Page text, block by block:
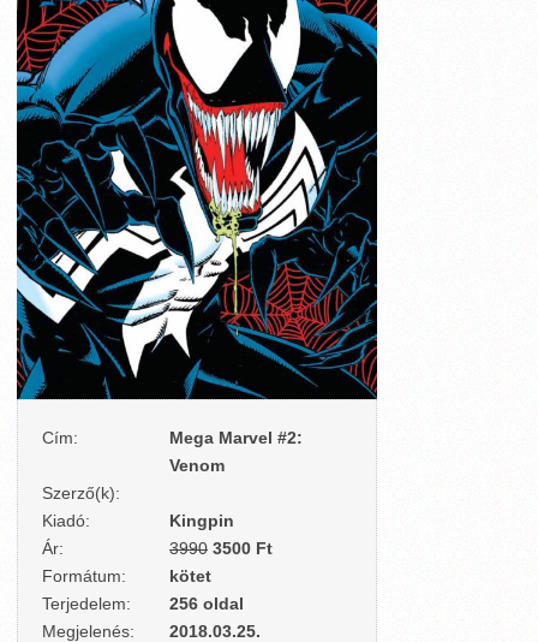
Cím:
Mega Marvel #2:
Venom
Szerző(k):
Kiadó:
Kingpin
Ár:
3990 3500 Ft
Formátum:
kötet
Terjedelem:
256 oldal
Megjelenés:
2018.03.25.